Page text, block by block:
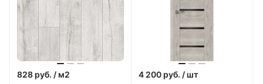
828 руб. / м2
4 200 руб. / шт